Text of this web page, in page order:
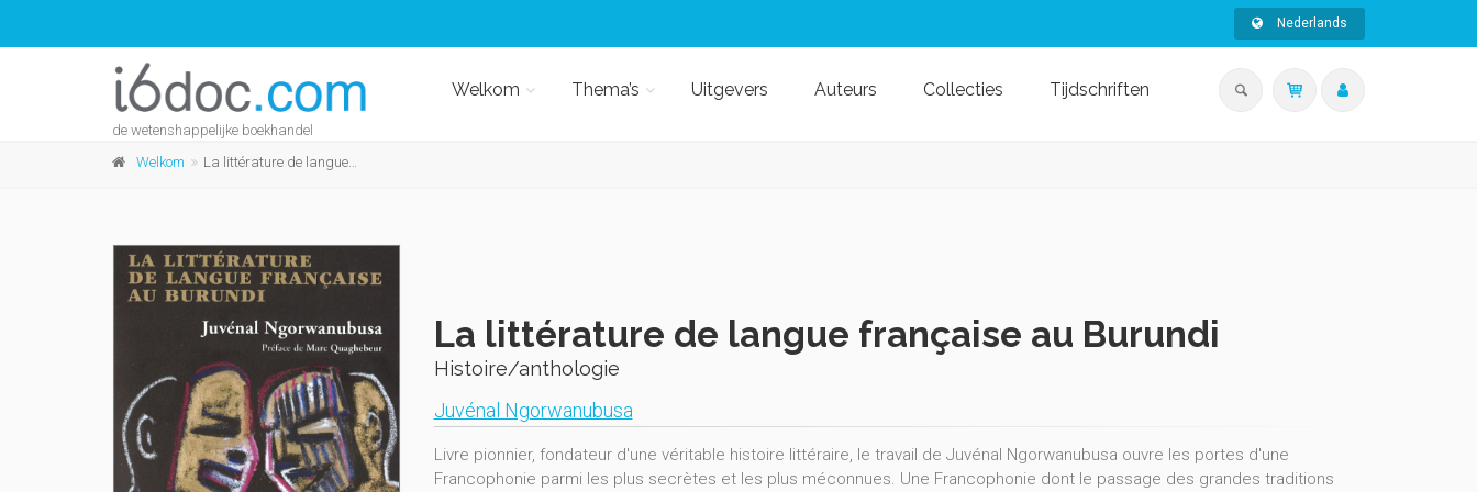
Nederlands
de wetenshappelijke boekhandel
Welkom Thema’s Uitgevers Auteurs Collecties Tijdschriften
Welkom La littérature de langue française au Burundi
La littérature de langue française au Burundi
Histoire/anthologie
Juvénal Ngorwanubusa
Livre pionnier, fondateur d'une véritable histoire littéraire, le travail de Juvénal Ngorwanubusa ouvre les portes d'une
Francophonie parmi les plus secrètes et les plus méconnues. Une Francophonie dont le passage des grandes traditions